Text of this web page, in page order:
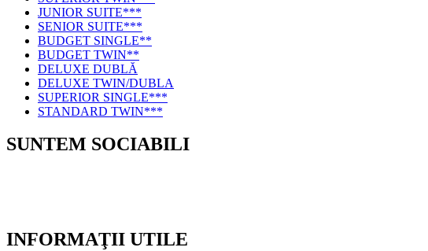
JUNIOR SUITE***
SENIOR SUITE***
BUDGET SINGLE**
BUDGET TWIN**
DELUXE DUBLĂ
DELUXE TWIN/DUBLA
SUPERIOR SINGLE***
STANDARD TWIN***
SUNTEM SOCIABILI
INFORMAŢII UTILE